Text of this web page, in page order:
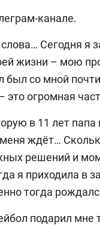
канале.
Сегодня я
жизни – мою
был со мной
это огромная
в 11 лет папа
ждёт…
решений и
я приходила в
тогда
подарил мне